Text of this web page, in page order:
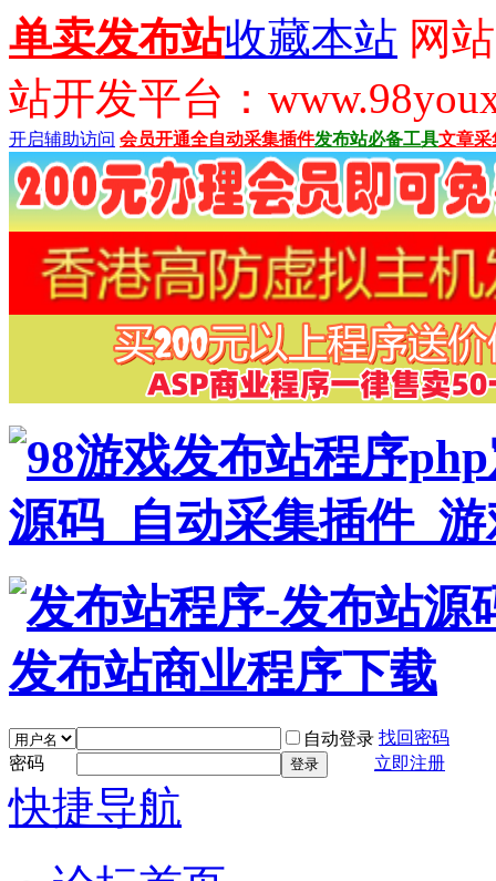
单卖发布站收藏本站 网
站开发平台：
开启辅助访问 会员开通全自动采集插件发布站必备工具文章采
自动登录 找回密码
密码
登录 立即注册
快捷导航